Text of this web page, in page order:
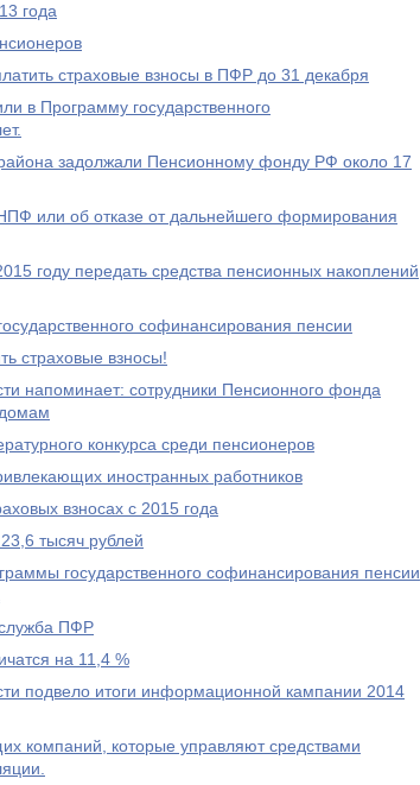
года
страховые взносы в ПФР до 31 декабря
в Программу государственного
задолжали Пенсионному фонду РФ около 17
или об отказе от дальнейшего формирования
году передать средства пенсионных накоплений
софинансирования пенсии
страховые взносы!
напоминает: сотрудники Пенсионного фонда
конкурса среди пенсионеров
иностранных работников
взносах с 2015 года
тысяч рублей
государственного софинансирования пенсии
служба ПФР
на 11,4 %
подвело итоги информационной кампании 2014
компаний, которые управляют средствами